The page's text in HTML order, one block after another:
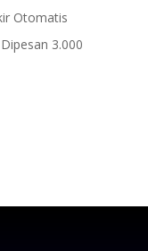
Otomatis
3.000